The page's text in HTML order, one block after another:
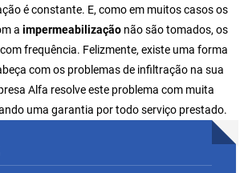
é constante. E, como em muitos casos os
a impermeabilização não são tomados, os
frequência. Felizmente, existe uma forma
com os problemas de infiltração na sua
Alfa resolve este problema com muita
uma garantia por todo serviço prestado.